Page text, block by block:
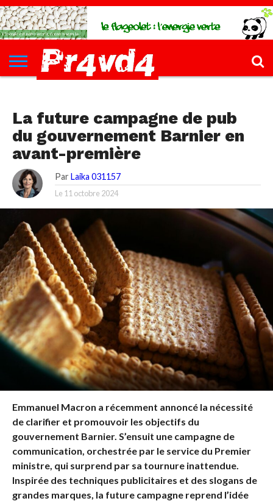
L’INFØ
PØLITIQUE
ECONØMIE
КULTURE
SANTÉ
FILLETTE
FORMATIONS
CONTACT
La future campagne de pub
du gouvernement Barnier en
avant-première
Par Laika 031157
Le 11 octobre 2024
Emmanuel Macron a récemment annoncé la nécessité
de clarifier et promouvoir les objectifs du
gouvernement Barnier. S’ensuit une campagne de
communication, orchestrée par le service du Premier
ministre, qui surprend par sa tournure inattendue.
Inspirée des techniques publicitaires et des slogans de
grandes marques, la future campagne reprend l’idée